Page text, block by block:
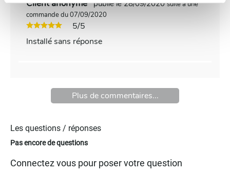
Client anonymepublié le 28/09/2020 suite à une
commande du 07/09/2020
5/5
Installé sans réponse
Plus de commentaires...
Les questions / réponses
Pas encore de questions
Connectez vous pour poser votre question